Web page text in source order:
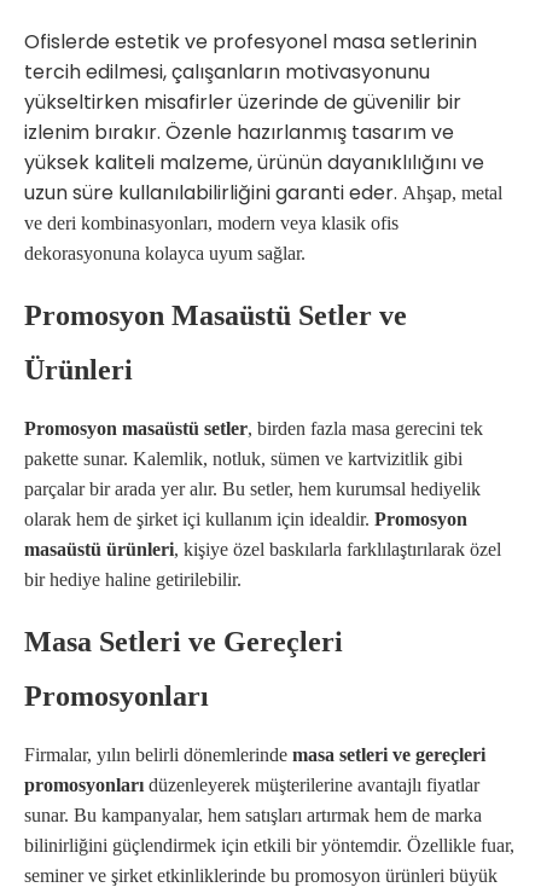
Ofislerde estetik ve profesyonel masa setlerinin
tercih edilmesi, çalışanların motivasyonunu
yükseltirken misafirler üzerinde de güvenilir bir
izlenim bırakır. Özenle hazırlanmış tasarım ve
yüksek kaliteli malzeme, ürünün dayanıklılığını ve
uzun süre kullanılabilirliğini garanti eder. Ahşap, metal
ve deri kombinasyonları, modern veya klasik ofis
dekorasyonuna kolayca uyum sağlar.
Promosyon Masaüstü Setler ve
Ürünleri
Promosyon masaüstü setler, birden fazla masa gerecini tek
pakette sunar. Kalemlik, notluk, sümen ve kartvizitlik gibi
parçalar bir arada yer alır. Bu setler, hem kurumsal hediyelik
olarak hem de şirket içi kullanım için idealdir. Promosyon
masaüstü ürünleri, kişiye özel baskılarla farklılaştırılarak özel
bir hediye haline getirilebilir.
Masa Setleri ve Gereçleri
Promosyonları
Firmalar, yılın belirli dönemlerinde masa setleri ve gereçleri
promosyonları düzenleyerek müşterilerine avantajlı fiyatlar
sunar. Bu kampanyalar, hem satışları artırmak hem de marka
bilinirliğini güçlendirmek için etkili bir yöntemdir. Özellikle fuar,
seminer ve şirket etkinliklerinde bu promosyon ürünleri büyük